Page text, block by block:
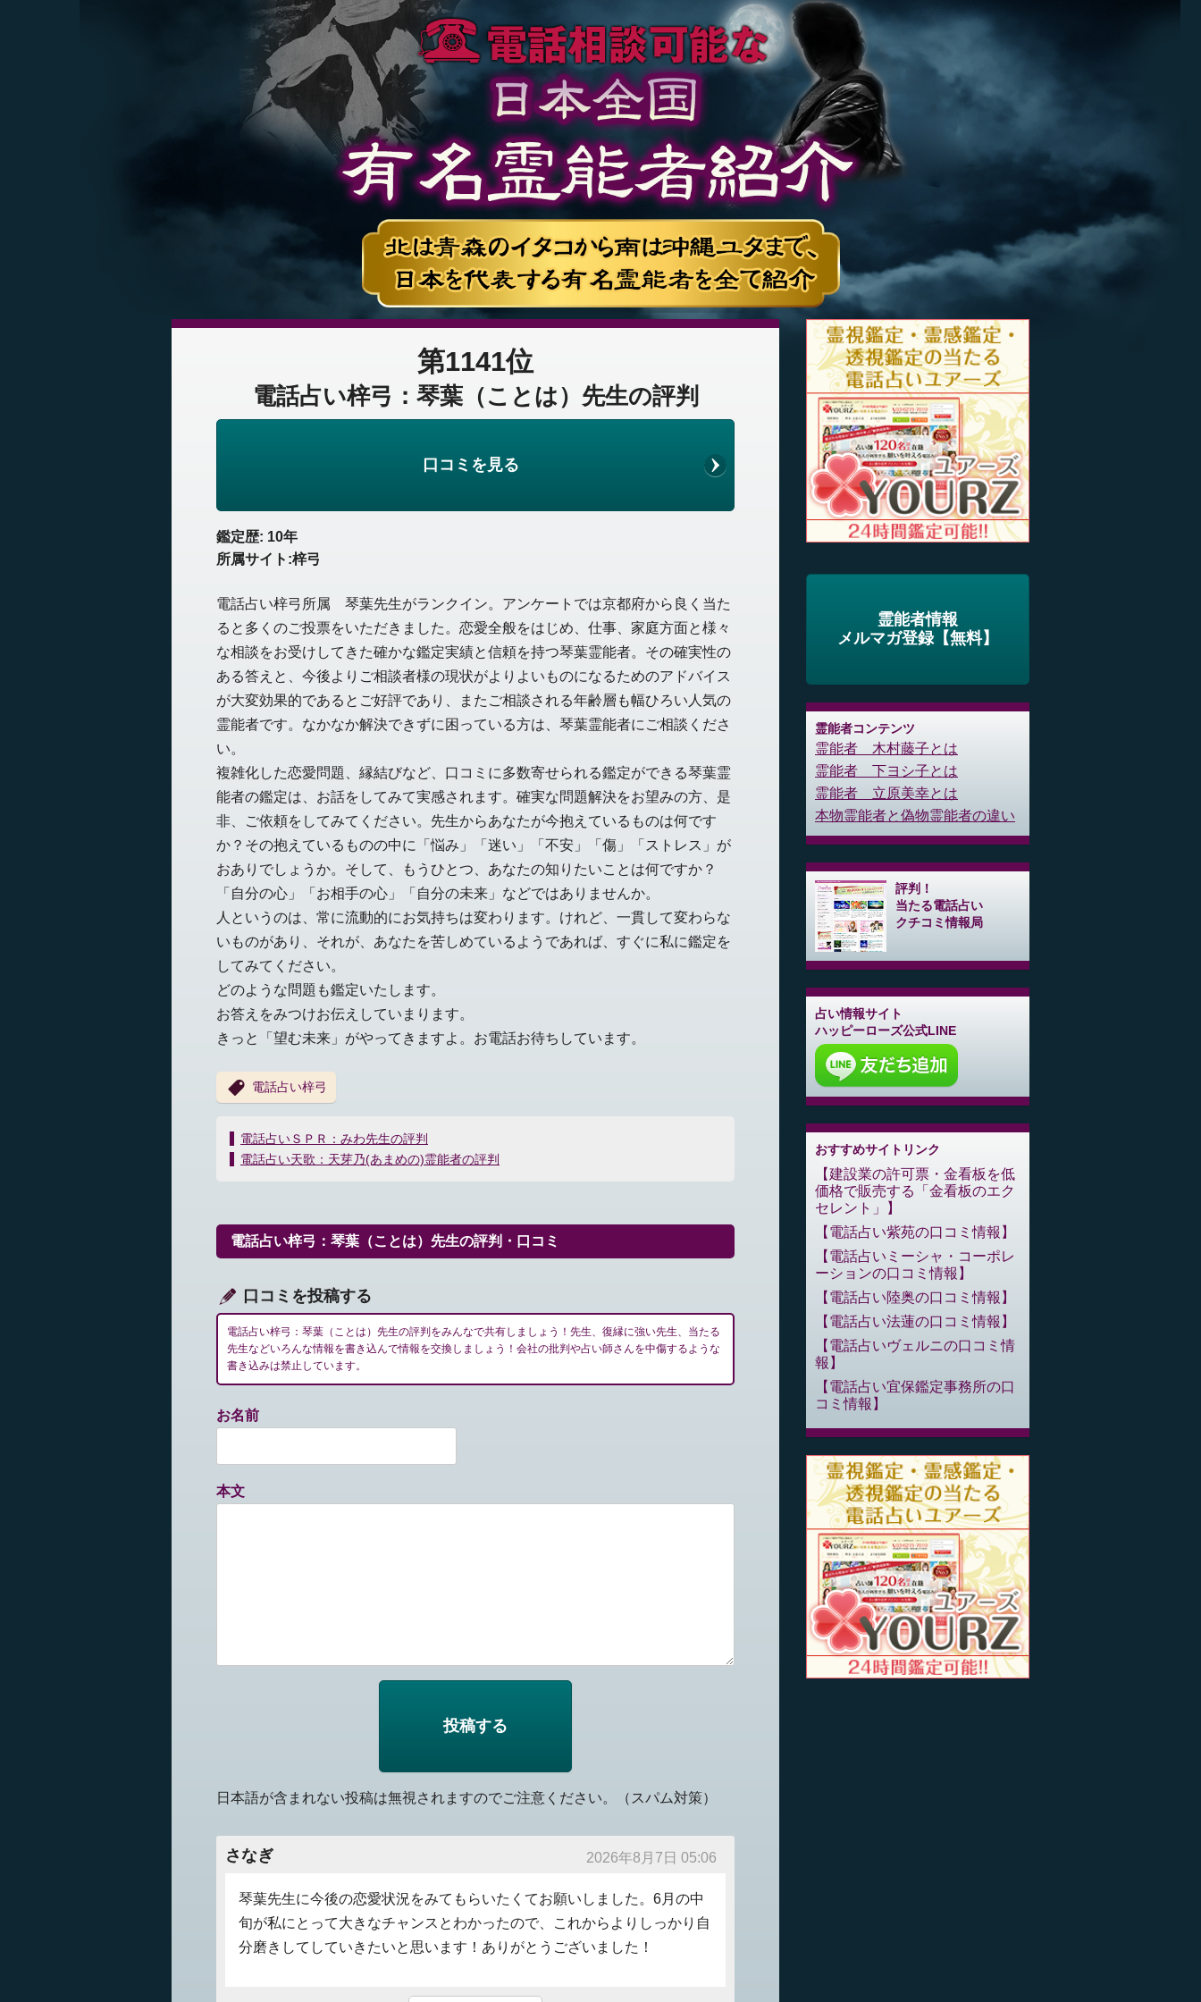
第1141位
電話占い梓弓：琴葉（ことは）先生の評判
口コミを見る
鑑定歴: 10年
所属サイト:梓弓
電話占い梓弓所属 琴葉先生がランクイン。アンケートでは京都府から良く当た
ると多くのご投票をいただきました。恋愛全般をはじめ、仕事、家庭方面と様々
な相談をお受けしてきた確かな鑑定実績と信頼を持つ琴葉霊能者。その確実性の
ある答えと、今後よりご相談者様の現状がよりよいものになるためのアドバイス
が大変効果的であるとご好評であり、またご相談される年齢層も幅ひろい人気の
霊能者です。なかなか解決できずに困っている方は、琴葉霊能者にご相談くださ
い。
複雑化した恋愛問題、縁結びなど、口コミに多数寄せられる鑑定ができる琴葉霊
能者の鑑定は、お話をしてみて実感されます。確実な問題解決をお望みの方、是
非、ご依頼をしてみてください。先生からあなたが今抱えているものは何です
か？その抱えているものの中に「悩み」「迷い」「不安」「傷」「ストレス」が
おありでしょうか。そして、もうひとつ、あなたの知りたいことは何ですか？
「自分の心」「お相手の心」「自分の未来」などではありませんか。
人というのは、常に流動的にお気持ちは変わります。けれど、一貫して変わらな
いものがあり、それが、あなたを苦しめているようであれば、すぐに私に鑑定を
してみてください。
どのような問題も鑑定いたします。
お答えをみつけお伝えしていまります。
きっと「望む未来」がやってきますよ。お電話お待ちしています。
電話占い梓弓
投
稿
ー
シ
ン
電話占いＳＰＲ：みわ先生の評判
電話占い天歌：天芽乃(あまめの)霊能者の評判
電話占い梓弓：琴葉（ことは）先生の評判・口コミ
口コミを投稿する
電話占い梓弓：琴葉（ことは）先生の評判をみんなで共有しましょう！先生、復縁に強い先生、当たる
先生などいろんな情報を書き込んで情報を交換しましょう！会社の批判や占い師さんを中傷するような
書き込みは禁止しています。
お名前
本文
日本語が含まれない投稿は無視されますのでご注意ください。（スパム対策）
さなぎ 2026年8月7日 05:06
琴葉先生に今後の恋愛状況をみてもらいたくてお願いしました。6月の中
旬が私にとって大きなチャンスとわかったので、これからよりしっかり自
分磨きしてしていきたいと思います！ありがとうございました！
霊能者情報
メルマガ登録【無料】
霊能者コンテンツ
霊能者 木村藤子とは
霊能者 下ヨシ子とは
霊能者 立原美幸とは
本物霊能者と偽物霊能者の違い
評判！
当たる電話占い
クチコミ情報局
占い情報サイト
ハッピーローズ公式LINE
おすすめサイトリンク
建設業の許可票・金看板を低
価格で販売する「金看板のエク
セレント」
電話占い紫苑の口コミ情報
電話占いミーシャ・コーポレ
ーションの口コミ情報
電話占い陸奥の口コミ情報
電話占い法蓮の口コミ情報
電話占いヴェルニの口コミ情
報
電話占い宜保鑑定事務所の口
コミ情報